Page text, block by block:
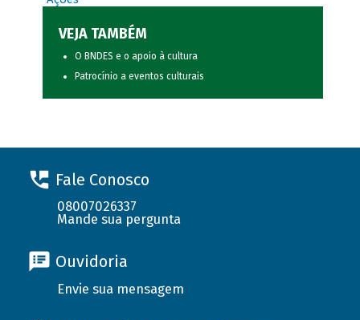
VEJA TAMBÉM
O BNDES e o apoio à cultura
Patrocínio a eventos culturais
Fale Conosco
08007026337
Mande sua pergunta
Ouvidoria
Envie sua mensagem